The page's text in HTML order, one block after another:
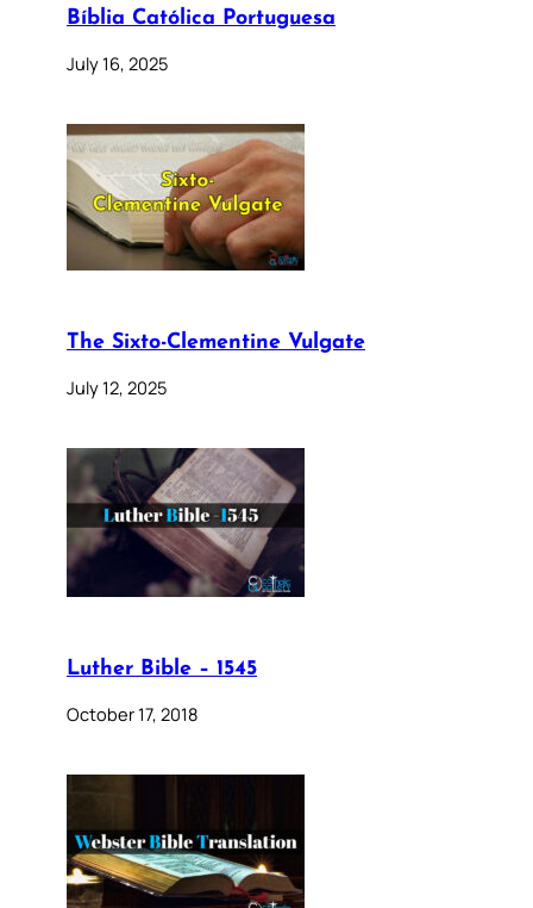
Bíblia Católica Portuguesa
July 16, 2025
The Sixto-Clementine Vulgate
July 12, 2025
Luther Bible – 1545
October 17, 2018